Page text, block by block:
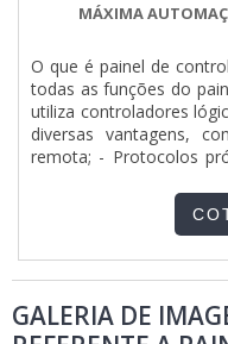
MÁXIMA
O que é painel de
todas as funções do
utiliza controladores
diversas vantagens,
remota; - Protocolos
para controle de
monitoramento do ....
GALERIA DE